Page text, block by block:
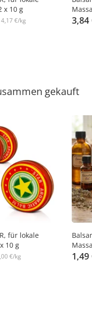
х 10 g
€/kg 3,84
gekauft
für lokale
10 g
€/kg 1,49